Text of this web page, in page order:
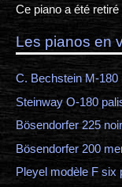
Ce piano a été retiré
Les pianos en
C. Bechstein M-180
Steinway O-180
Bösendorfer 225
Bösendorfer 200
Pleyel modèle F six